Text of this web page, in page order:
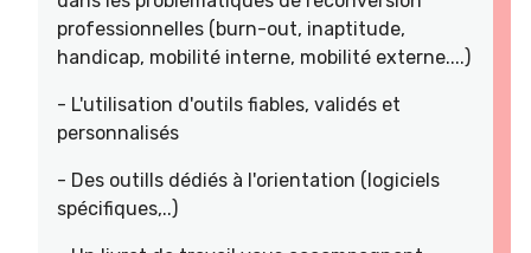
professionnelles (burn-out, inaptitude,
handicap, mobilité interne, mobilité externe....)
- L'utilisation d'outils fiables, validés et
personnalisés
- Des outills dédiés à l'orientation (logiciels
spécifiques,..)